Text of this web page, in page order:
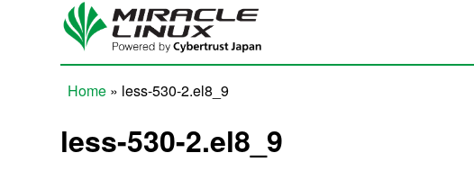
Skip to main content
Home » less-530-2.el8_9
less-530-2.el8_9